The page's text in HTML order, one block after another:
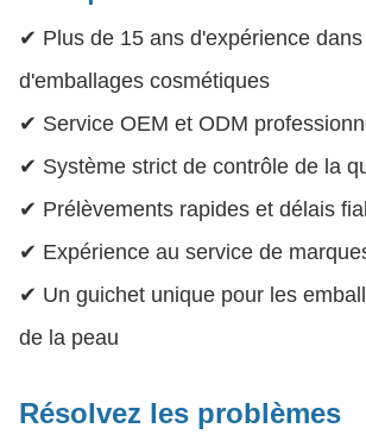
✔ Plus de 15 ans d'expérience
d'emballages cosmétiques
✔ Service OEM et ODM
✔ Système strict de contrôle de la
✔ Prélèvements rapides et délais
✔ Expérience au service de
✔ Un guichet unique pour les
de la peau
Résolvez les problèmes